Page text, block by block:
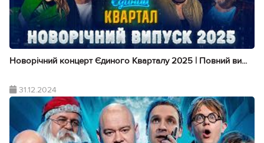
Новорічний концерт Єдиного Кварталу 2025 | Повний ви...
31.12.2024